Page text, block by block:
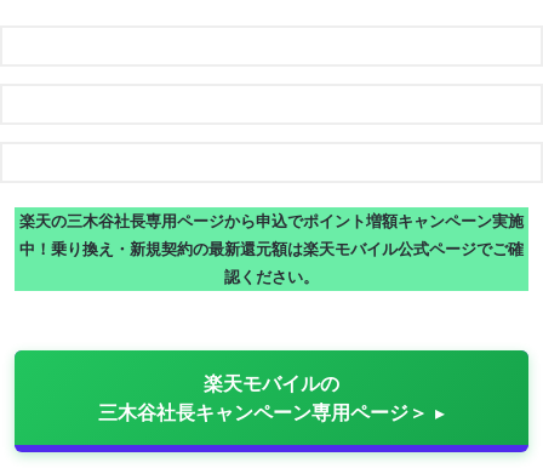
楽天の三木谷社長専用ページから申込でポイント増額キャンペーン実施
中！乗り換え・新規契約の最新還元額は楽天モバイル公式ページでご確
認ください。
楽天モバイルの
三木谷社長キャンペーン専用ページ＞